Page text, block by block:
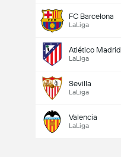
FC Barcelona
LaLiga
Atlético Madrid
LaLiga
Sevilla
LaLiga
Valencia
LaLiga